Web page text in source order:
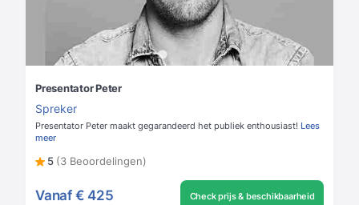
Presentator Peter
Spreker
Presentator Peter maakt gegarandeerd het publiek enthousiast! Lees
meer
5 (3 Beoordelingen)
Vanaf € 425 Check prijs & beschikbaarheid